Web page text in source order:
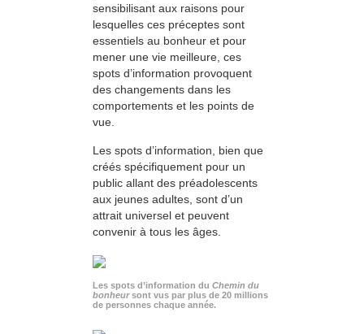
sensibilisant aux raisons pour
lesquelles ces préceptes sont
essentiels au bonheur et pour
mener une vie meilleure, ces
spots d’information provoquent
des changements dans les
comportements et les points de
vue.
Les spots d’information, bien que
créés spécifiquement pour un
public allant des préadolescents
aux jeunes adultes, sont d’un
attrait universel et peuvent
convenir à tous les âges.
Les spots d’information du Chemin du
bonheursont vus par plus de 20 millions
de personnes chaque année.